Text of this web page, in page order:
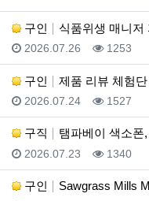
구인 식품위생 매니
등록일
2026.07.26 조회
1253
구인 제품 리뷰 체험
등록일
2026.07.24 조회
1527
구직 탬파베이 색소폰,
등록일
2026.07.23 조회
1340
구인 Sawgrass Mills